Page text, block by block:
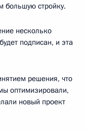
большую стройку.
несколько
подписан, и эта
решения, что
оптимизировали,
новый проект